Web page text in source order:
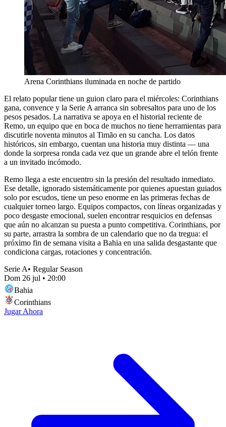
Arena Corinthians iluminada en noche de partido
El relato popular tiene un guion claro para el miércoles: Corinthians
gana, convence y la Serie A arranca sin sobresaltos para uno de los
pesos pesados. La narrativa se apoya en el historial reciente de
Remo, un equipo que en boca de muchos no tiene herramientas para
discutirle noventa minutos al Timão en su cancha. Los datos
históricos, sin embargo, cuentan una historia muy distinta — una
donde la sorpresa ronda cada vez que un grande abre el telón frente
a un invitado incómodo.
Remo llega a este encuentro sin la presión del resultado inmediato.
Ese detalle, ignorado sistemáticamente por quienes apuestan guiados
solo por escudos, tiene un peso enorme en las primeras fechas de
cualquier torneo largo. Equipos compactos, con líneas organizadas y
poco desgaste emocional, suelen encontrar resquicios en defensas
que aún no alcanzan su puesta a punto competitiva. Corinthians, por
su parte, arrastra la sombra de un calendario que no da tregua: el
próximo fin de semana visita a Bahia en una salida desgastante que
condiciona cargas, rotaciones y concentración.
Serie A• Regular Season
Dom 26 jul • 20:00
Bahia
Corinthians
Jugar Ahora